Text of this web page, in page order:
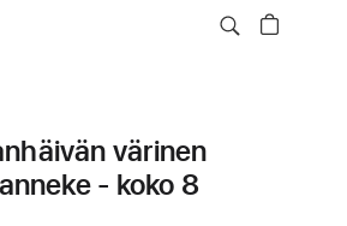
värinen
- koko 8